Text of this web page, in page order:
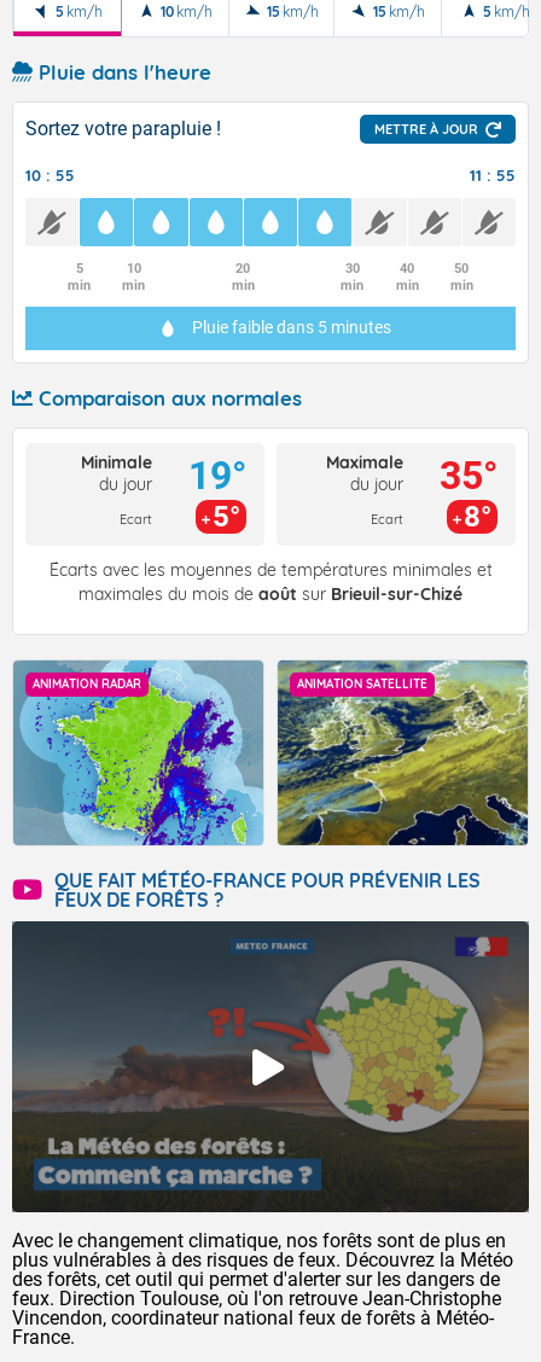
5 km/h 10 km/h 15 km/h 15 km/h 5 km/h
Pluie dans l'heure
Sortez votre parapluie ! METTRE À JOUR
10 : 55 11 : 55
5
min
10
min
20
min
30
min
40
min
50
min
Pluie faibledans 5 minutes
Comparaison aux normales
Minimale
du jour
Ecart
19°
5°
Maximale
du jour
Ecart
35°
8°
Écarts avec les moyennes de températures minimales et
maximales du mois de août sur Brieuil-sur-Chizé
ANIMATION RADAR ANIMATION SATELLITE
QUE FAIT MÉTÉO-FRANCE POUR PRÉVENIR LES
FEUX DE FORÊTS ?
Avec le changement climatique, nos forêts sont de plus en
plus vulnérables à des risques de feux. Découvrez la Météo
des forêts, cet outil qui permet d'alerter sur les dangers de
feux. Direction Toulouse, où l'on retrouve Jean-Christophe
Vincendon, coordinateur national feux de forêts à Météo-
France.